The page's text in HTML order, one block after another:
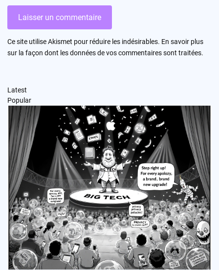
Ce site utilise Akismet pour réduire les indésirables. En savoir plus
sur la façon dont les données de vos commentaires sont traitées.
Latest
Popular